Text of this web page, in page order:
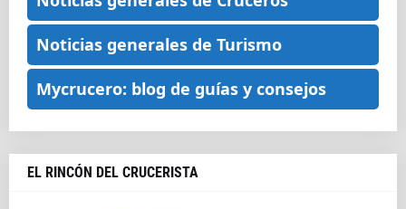
Noticias generales de Turismo
Mycrucero: blog de guías y consejos
EL RINCÓN DEL CRUCERISTA